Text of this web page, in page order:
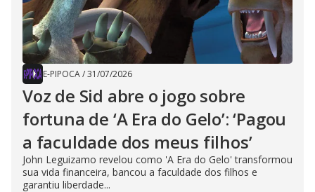
E-PIPOCA/31/07/2026
Voz de Sid abre o jogo sobre
fortuna de ‘A Era do Gelo’: ‘Pagou
a faculdade dos meus filhos’
John Leguizamo revelou como 'A Era do Gelo' transformou
sua vida financeira, bancou a faculdade dos filhos e
garantiu liberdade...